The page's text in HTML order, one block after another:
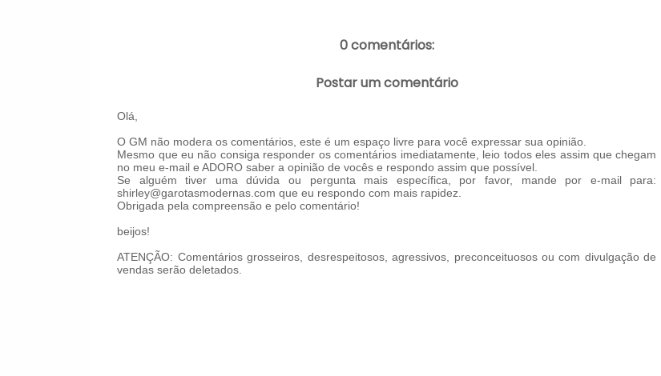
0 comentários:
Postar um comentário
Olá,
O GM não modera os comentários, este é um espaço livre para você expressar sua opinião.
Mesmo que eu não consiga responder os comentários imediatamente, leio todos eles assim que chegam
no meu e-mail e ADORO saber a opinião de vocês e respondo assim que possível.
Se alguém tiver uma dúvida ou pergunta mais específica, por favor, mande por e-mail para:
shirley@garotasmodernas.com que eu respondo com mais rapidez.
Obrigada pela compreensão e pelo comentário!
beijos!
ATENÇÃO: Comentários grosseiros, desrespeitosos, agressivos, preconceituosos ou com divulgação de
vendas serão deletados.